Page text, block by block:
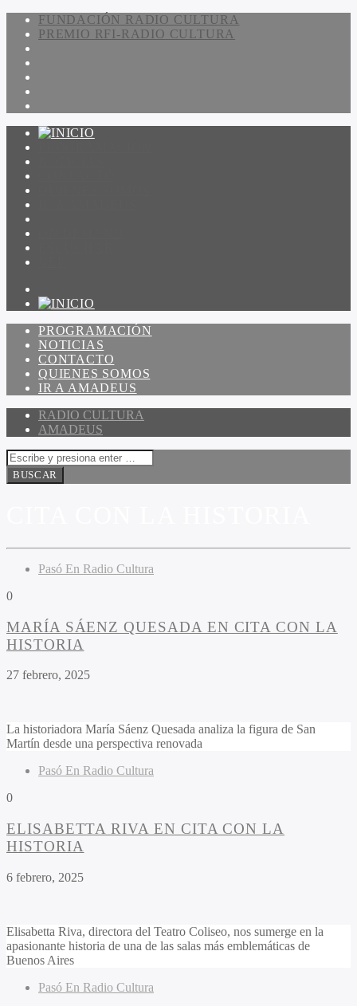
FUNDACIÓN RADIO CULTURA
PREMIO RFI-RADIO CULTURA
PROGRAMACIÓN
NOTICIAS
CONTACTO
QUIENES SOMOS
IR A AMADEUS
RADIO CULTURA
AMADEUS
Pasó En Radio Cultura
0
MARÍA SÁENZ QUESADA EN CITA CON LA
HISTORIA
27 febrero, 2025
La historiadora María Sáenz Quesada analiza la figura de San
Martín desde una perspectiva renovada
Pasó En Radio Cultura
0
ELISABETTA RIVA EN CITA CON LA
HISTORIA
6 febrero, 2025
Elisabetta Riva, directora del Teatro Coliseo, nos sumerge en la
apasionante historia de una de las salas más emblemáticas de
Buenos Aires
Pasó En Radio Cultura